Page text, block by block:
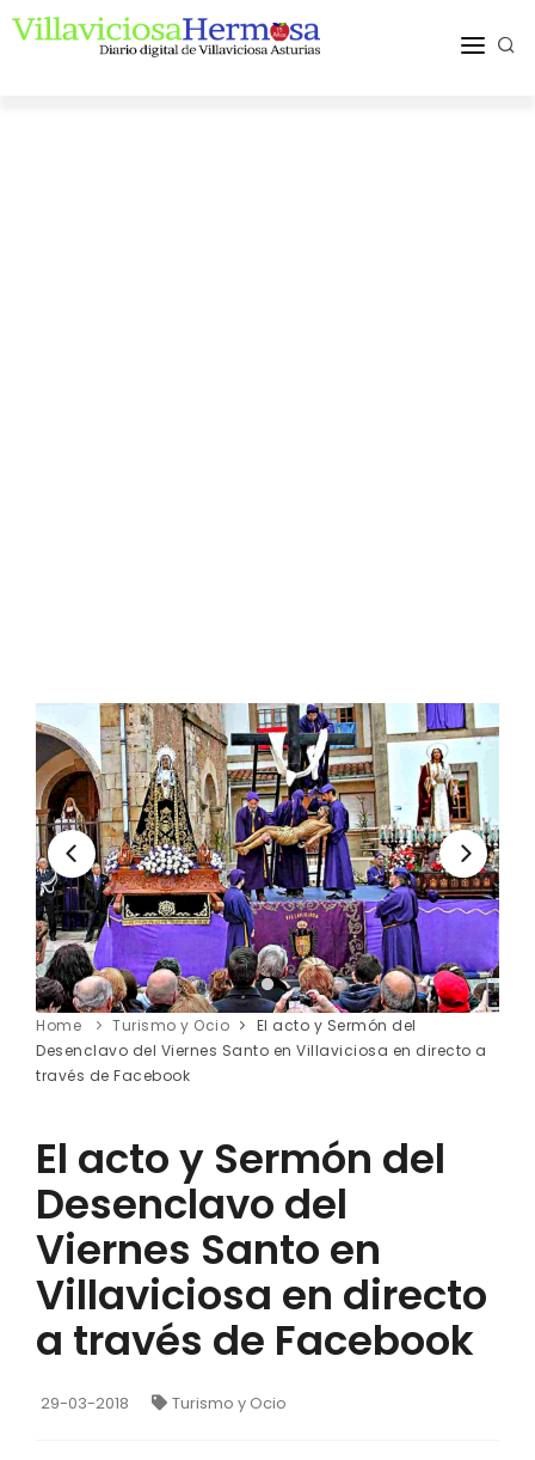
Home Turismo y Ocio
El acto y Sermón del
Desenclavo del Viernes Santo en Villaviciosa en directo a
través de Facebook
El acto y Sermón del
Desenclavo del
Viernes Santo en
Villaviciosa en directo
a través de Facebook
29-03-2018 Turismo y Ocio